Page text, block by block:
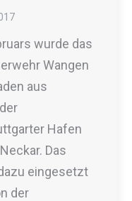
wurde das
Wangen
aus
Hafen
Das
eingesetzt
der